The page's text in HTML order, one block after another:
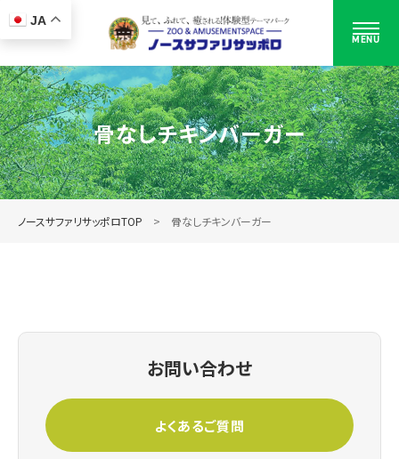
JA
MENU
骨なしチキンバーガー
ノースサファリサッポロTOP 骨なしチキンバーガー
お問い合わせ
よくあるご質問